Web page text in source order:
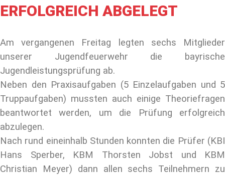
ERFOLGREICH ABGELEGT
Am vergangenen Freitag legten sechs Mitglieder
unserer Jugendfeuerwehr die bayrische
Jugendleistungsprüfung ab.
Neben den Praxisaufgaben (5 Einzelaufgaben und 5
Truppaufgaben) mussten auch einige Theoriefragen
beantwortet werden, um die Prüfung erfolgreich
abzulegen.
Nach rund eineinhalb Stunden konnten die Prüfer (KBI
Hans Sperber, KBM Thorsten Jobst und KBM
Christian Meyer) dann allen sechs Teilnehmern zu